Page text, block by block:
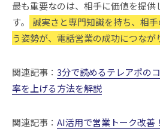
最も重要なのは、相手に価値を提供
す。
誠実さと専門知識を持ち、相
う姿勢が、電話営業の成功につなが
関連記事： 3分で読めるテレアポの
率を上げる方法を解説
関連記事： AI活用で営業トーク改善